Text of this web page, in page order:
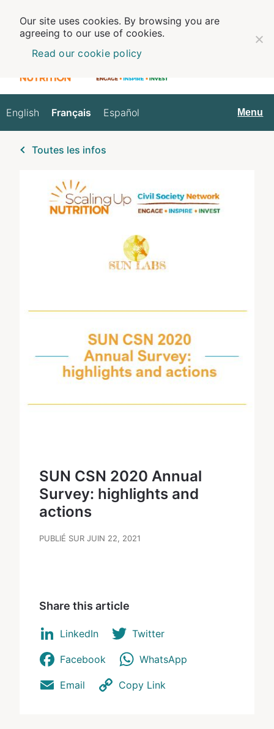
Français
English Français Español Menu
Toutes les infos
SUN CSN 2020 Annual
Survey: highlights and
actions
PUBLIÉ SUR JUIN 22, 2021
Share this article
LinkedIn Twitter
Facebook WhatsApp
Email Copy Link
Our site uses cookies. By browsing you are
agreeing to our use of cookies.
Read our cookie policy